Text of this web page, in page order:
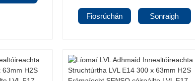
Fiosrúchán Sonraigh